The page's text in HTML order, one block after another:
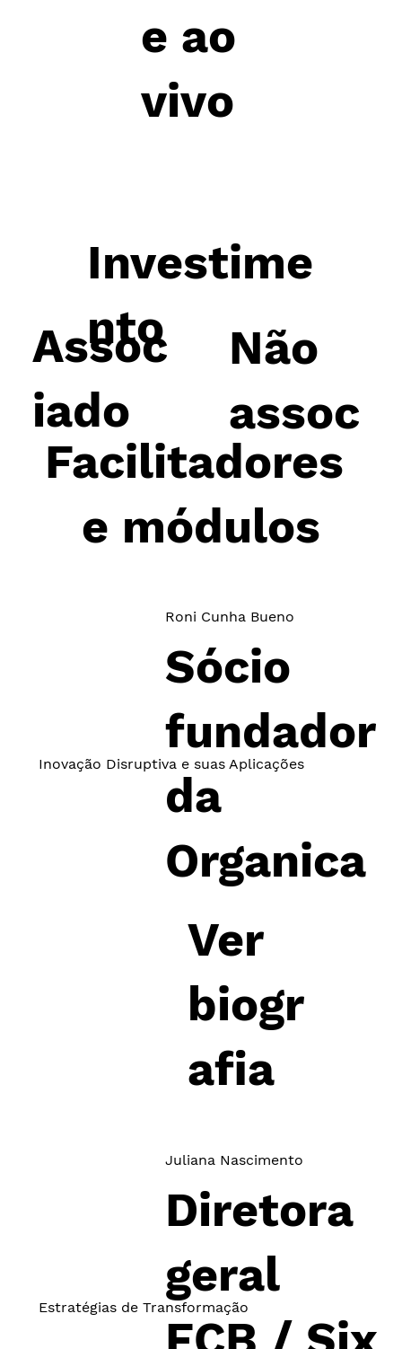
e ao
vivo
Investime
nto
Assoc
iado
Cenp
R$ 43
Não
assoc
iado
R$ 87
5,00
Facilitadores
e módulos
Inovação Disruptiva e suas Aplicações
Roni Cunha Bueno
Sócio
fundador
da
Organica
Ver
biogr
afia
Estratégias de Transformação
Juliana Nascimento
Diretora
geral